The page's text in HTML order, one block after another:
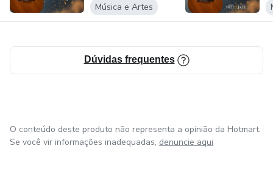
tocar os louvores que marcaram gerações. Adquira agora e
Música e Artes
Dúvidas frequentes
O conteúdo deste produto não representa a opinião da Hotmart.
Se você vir informações inadequadas, denuncie aqui